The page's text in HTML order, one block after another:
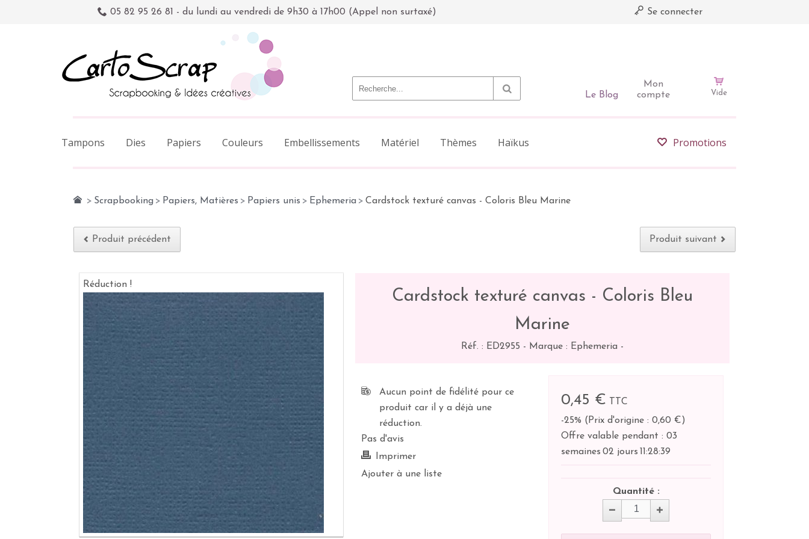
05 82 95 26 81 - du lundi au vendredi de 9h30 à 17h00 (Appel non surtaxé) Se connecter
Mon
compte
Le Blog Vide
Tampons Dies Papiers Couleurs Embellissements Matériel Thèmes Promotions
Haïkus
> Scrapbooking > Papiers, Matières > Papiers unis > Ephemeria > Cardstock texturé canvas - Coloris Bleu Marine
Produit précédent Produit suivant
Réduction !
Cardstock texturé canvas - Coloris Bleu
Marine
Réf. : ED2955 - Marque : Ephemeria -
Aucun point de fidélité pour ce
produit car il y a déjà une
réduction.
Pas d'avis
Imprimer
Ajouter à une liste
0,45 €
TTC
-25% ( Prix d'origine : 0,60 €)
Offre valable pendant : 03
semaines 02 jours 11:28:38
Quantité :